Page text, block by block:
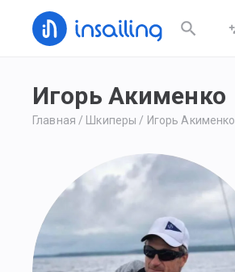
Игорь Акименко
Главная / Шкиперы / Игорь Акименко